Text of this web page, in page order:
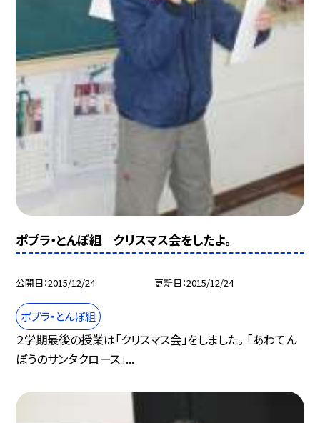
ポプラ・とんぼ組 クリスマス会をしたよ。
公開日 2015/12/24 更新日 2015/12/24
ポプラ・とんぼ組
２学期最後の授業は「クリスマス会」をしました。 「あわてん
ぼうのサンタクロース」...